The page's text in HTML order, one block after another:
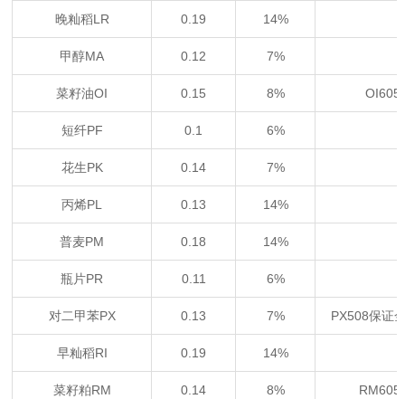
晚籼稻LR 0.19 14%
甲醇MA 0.12 7%
菜籽油OI 0.15 8% OI605
短纤PF 0.1 6%
花生PK 0.14 7%
丙烯PL 0.13 14%
普麦PM 0.18 14%
瓶片PR 0.11 6%
对二甲苯PX 0.13 7% PX508保证
早籼稻RI 0.19 14%
菜籽粕RM 0.14 8% RM605